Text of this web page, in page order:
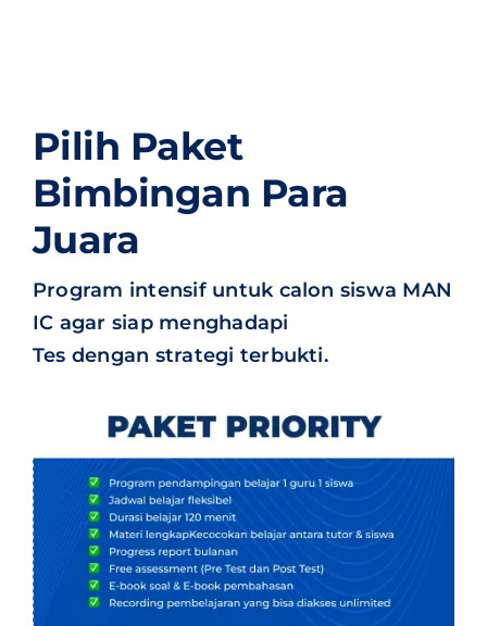
Pilih Paket
Bimbingan Para
Juara
Program intensif untuk calon siswa MAN
IC agar siap menghadapi
Tes dengan strategi terbukti.